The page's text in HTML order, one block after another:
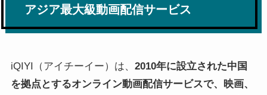
アジア最大級動画配信サービス
iQIYI（アイチーイー）は、 2010年に設立された中国
を拠点とするオンライン動画配信サービスで、映画、